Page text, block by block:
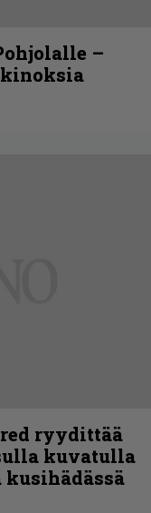
–
ryydittää
kuvatulla